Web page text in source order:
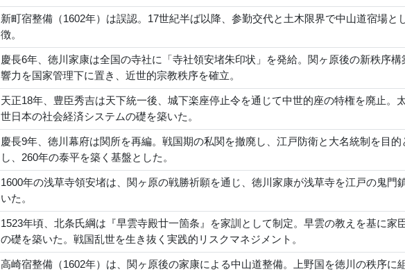
新町宿整備（1602年）は誤認。17世紀半ば以降、参勤交代と土木限界で中山道宿場
徴。
慶長6年、徳川家康は全国の寺社に「寺社領安堵朱印状」を発給。関ヶ原後の新秩序
響力を国家管理下に置き、近世的宗教秩序を確立。
天正18年、豊臣秀吉は天下統一後、城下楽座停止令を通じて中世的座の特権を廃止
世日本の社会経済システムの礎を築いた。
慶長9年、徳川幕府は関所を再編。戦国期の私関を撤廃し、江戸防衛と大名統制を目
し、260年の泰平を築く基盤とした。
1600年の浅草寺領安堵は、関ヶ原の戦勝祈願を通じ、徳川家康が浅草寺を江戸の鬼
いた。
1523年頃、北条氏綱は『早雲寺殿廿一箇条』を家訓として制定。早雲の教えを基に
の礎を築いた。戦国乱世を生き抜く実践的リスクマネジメント。
高崎宿整備（1602年）は、関ヶ原後の家康による中山道整備。上野国を徳川の秩序